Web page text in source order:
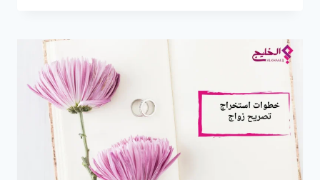
موثوقة
وإنهاء
فوري
للإجراءات